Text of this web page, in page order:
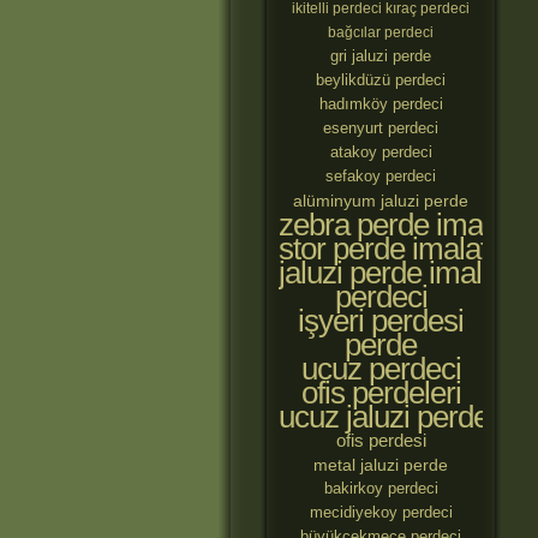
ikitelli perdeci kıraç perdeci
bağcılar perdeci
gri jaluzi perde
beylikdüzü perdeci
hadımköy perdeci
esenyurt perdeci
atakoy perdeci
sefakoy perdeci
alüminyum jaluzi perde
zebra perde
stor perde imalatçıları
jaluzi perde
perdeci
işyeri perdesi
perde
ucuz perdeci
ofis perdeleri
ucuz jaluzi perde
ofis perdesi
metal jaluzi perde
bakirkoy perdeci
mecidiyekoy perdeci